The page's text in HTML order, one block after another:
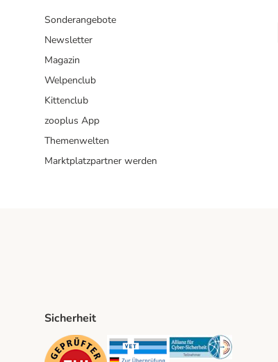
Sonderangebote
Newsletter
Magazin
Welpenclub
Kittenclub
zooplus App
Themenwelten
Marktplatzpartner werden
Sicherheit
Security Security Security